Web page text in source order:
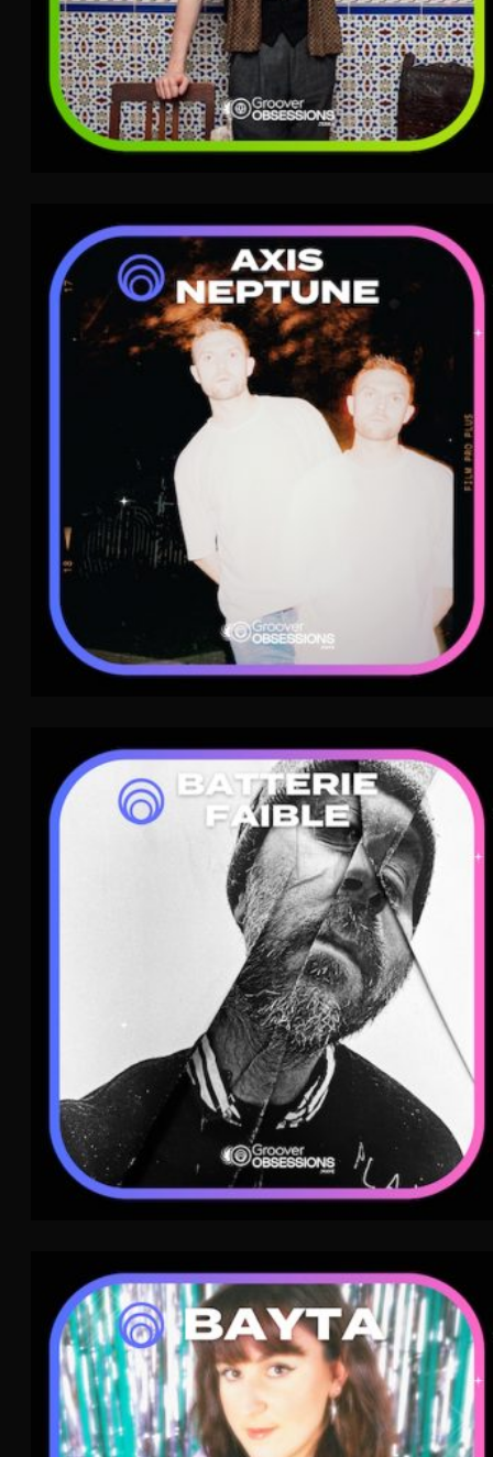
Axis Neptune
Electro Pop Jazz Soul WAVE
Batterie Faible
Bayta
French Pop WAVE